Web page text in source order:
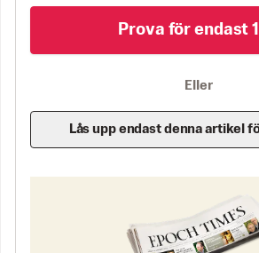
Prova för endast
Eller
Lås upp endast denna artikel